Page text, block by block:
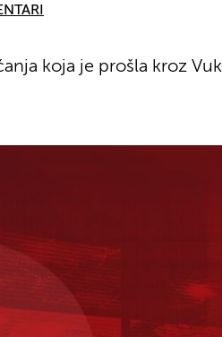
koja je prošla kroz